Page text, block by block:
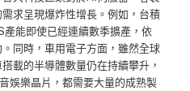
求呈現爆炸性增長。例如，台積
能即使已經連續數季擴產，依
同時，車用電子方面，雖然全球
載的半導體數量仍在持續攀升，
娛樂晶片，都需要大量的成熟製